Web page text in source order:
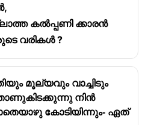
കവിതകൾക്ക് അവയുടെ
ആഴത്തിലുള്ള
depth),
criticism) ഒരു പ്രത്യേക
വിമർശനത്തോടൊപ്പം,
തനിക്ക്
കൽപ്പണി ക്കാരൻ
വരികൾ ?
മൂല്യവും വാച്ചിടും
നിൻ
കോടിയിന്നും- ഏത്